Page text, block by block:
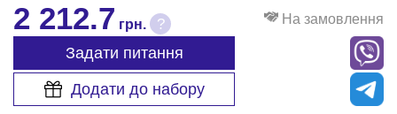
2 212.7 грн. ? На замовлення
Задати питання
Додати до набору